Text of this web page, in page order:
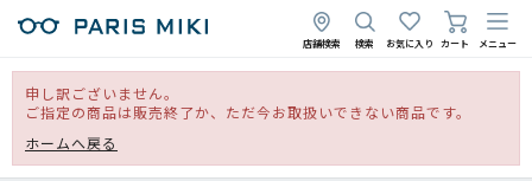
店舗検索 検索 お気に入り カート メニュー
申し訳ございません。
ご指定の商品は販売終了か、ただ今お取扱いできない商品です。
ホームへ戻る